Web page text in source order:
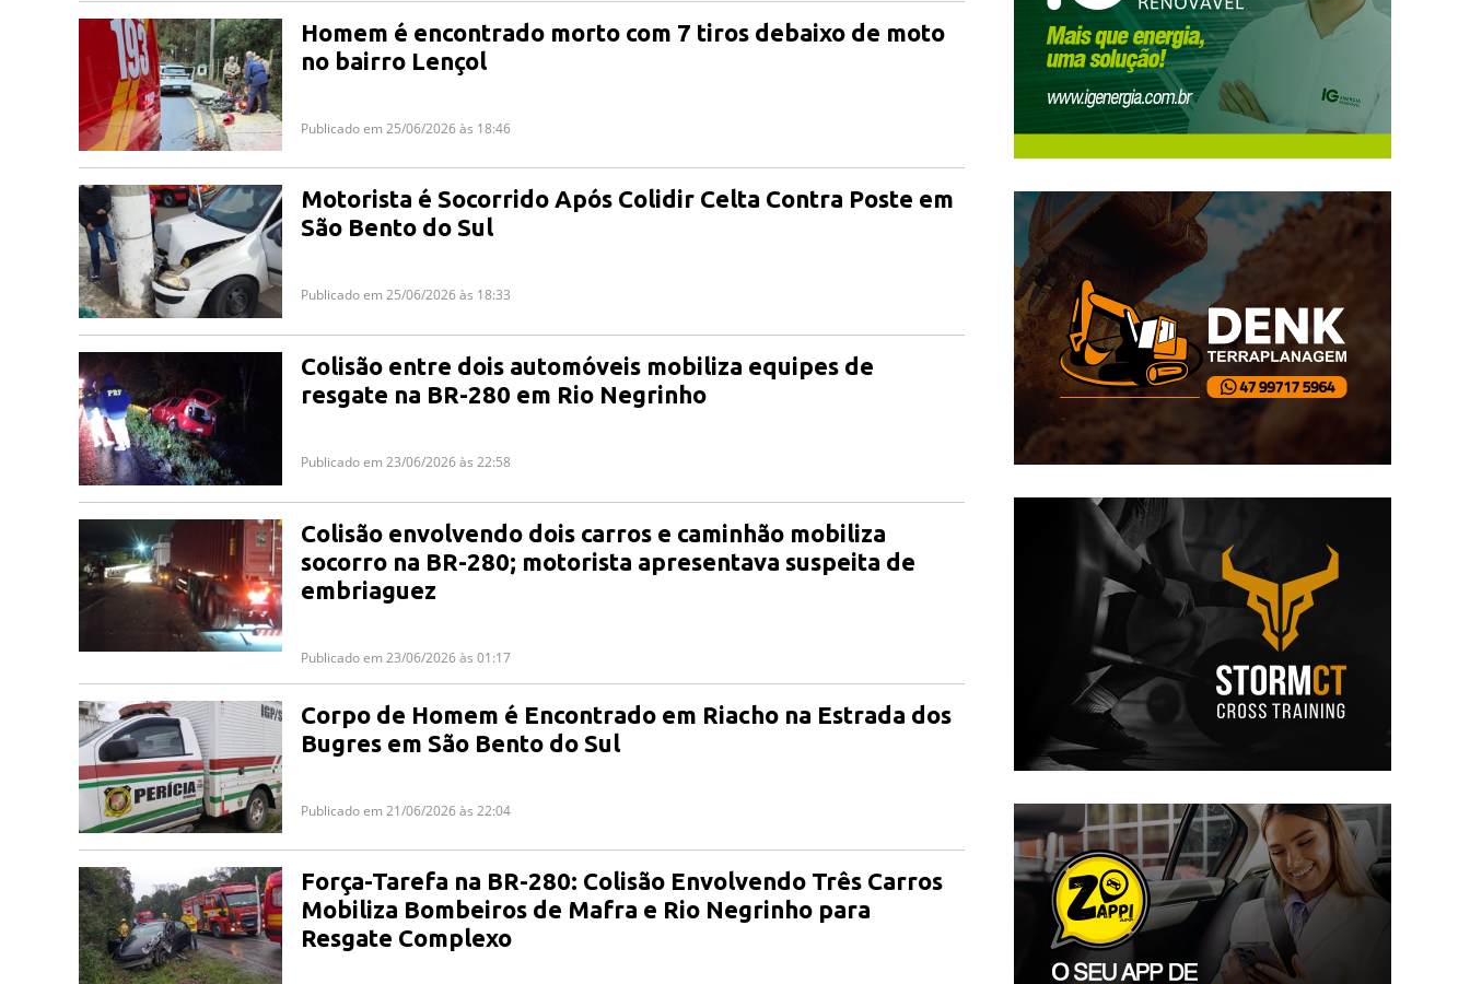
Homem é encontrado morto com 7 tiros debaixo de moto
no bairro Lençol
Publicado em 25/06/2026 às 18:46
Motorista é Socorrido Após Colidir Celta Contra Poste em
São Bento do Sul
Publicado em 25/06/2026 às 18:33
Colisão entre dois automóveis mobiliza equipes de
resgate na BR-280 em Rio Negrinho
Publicado em 23/06/2026 às 22:58
Colisão envolvendo dois carros e caminhão mobiliza
socorro na BR-280; motorista apresentava suspeita de
embriaguez
Publicado em 23/06/2026 às 01:17
Corpo de Homem é Encontrado em Riacho na Estrada dos
Bugres em São Bento do Sul
Publicado em 21/06/2026 às 22:04
Força-Tarefa na BR-280: Colisão Envolvendo Três Carros
Mobiliza Bombeiros de Mafra e Rio Negrinho para
Resgate Complexo